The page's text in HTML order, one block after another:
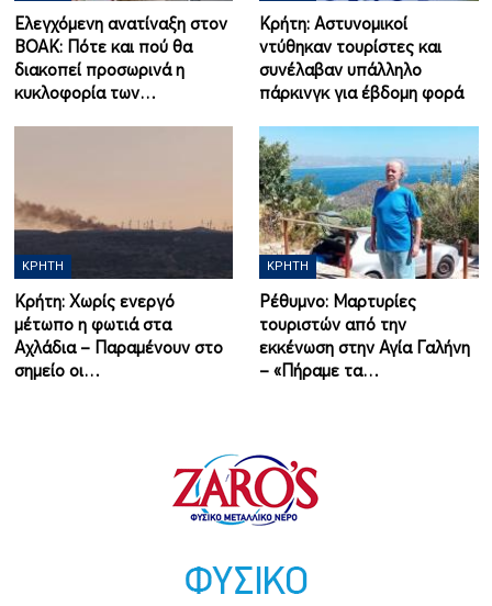
Ελεγχόμενη ανατίναξη στον
ΒΟΑΚ: Πότε και πού θα
διακοπεί προσωρινά η
κυκλοφορία των…
Κρήτη: Αστυνομικοί
ντύθηκαν τουρίστες και
συνέλαβαν υπάλληλο
πάρκινγκ για έβδομη φορά
ΚΡΉΤΗ
Κρήτη: Χωρίς ενεργό
μέτωπο η φωτιά στα
Αχλάδια – Παραμένουν στο
σημείο οι…
ΚΡΉΤΗ
Ρέθυμνο: Μαρτυρίες
τουριστών από την
εκκένωση στην Αγία Γαλήνη
– «Πήραμε τα…